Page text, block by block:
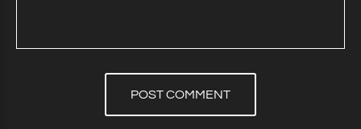
POST COMMENT